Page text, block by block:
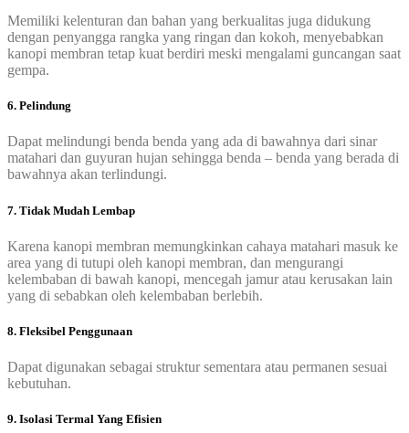
Memiliki kelenturan dan bahan yang berkualitas juga didukung
dengan penyangga rangka yang ringan dan kokoh, menyebabkan
kanopi membran tetap kuat berdiri meski mengalami guncangan saat
gempa.
6. Pelindung
Dapat melindungi benda benda yang ada di bawahnya dari sinar
matahari dan guyuran hujan sehingga benda – benda yang berada di
bawahnya akan terlindungi.
7. Tidak Mudah Lembap
Karena kanopi membran memungkinkan cahaya matahari masuk ke
area yang di tutupi oleh kanopi membran, dan mengurangi
kelembaban di bawah kanopi, mencegah jamur atau kerusakan lain
yang di sebabkan oleh kelembaban berlebih.
8. Fleksibel Penggunaan
Dapat digunakan sebagai struktur sementara atau permanen sesuai
kebutuhan.
9. Isolasi Termal Yang Efisien